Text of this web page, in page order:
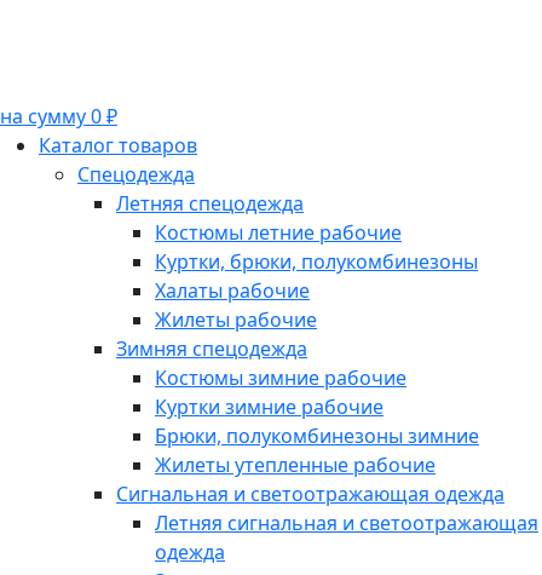
на сумму 0 ₽
Каталог товаров
Спецодежда
Летняя спецодежда
Костюмы летние рабочие
Куртки, брюки, полукомбинезоны
Халаты рабочие
Жилеты рабочие
Зимняя спецодежда
Костюмы зимние рабочие
Куртки зимние рабочие
Брюки, полукомбинезоны зимние
Жилеты утепленные рабочие
Сигнальная и светоотражающая одежда
Летняя сигнальная и светоотражающая
одежда